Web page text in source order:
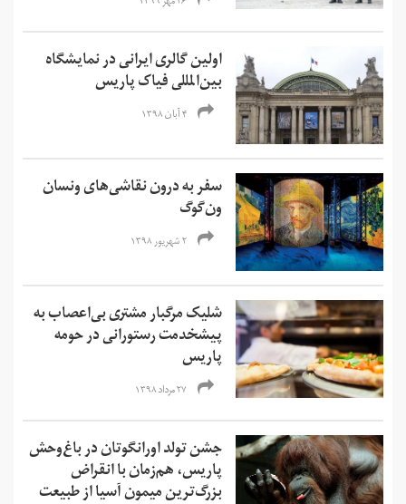
اولین گالری ایرانی در نمایشگاه
بین‌المللی فیاک پاریس
۴ آبان ۱۳۹۸
سفر به درون نقاشی‌های ونسان
ون‌گوگ
۲ شهریور ۱۳۹۸
شلیک مرگبار مشتری بی‌اعصاب به
پیشخدمت رستورانی در حومه
پاریس
۲۷ مرداد ۱۳۹۸
جشن تولد اورانگوتان در باغ‌وحش
پاریس، هم‌زمان با انقراض
بزرگ‌ترین میمون آسیا از طبیعت